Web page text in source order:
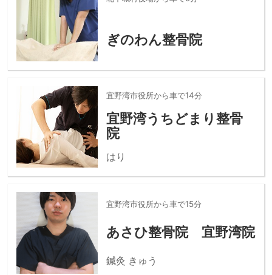
ぎのわん整骨院
宜野湾市役所から車で14分
宜野湾うちどまり整骨
院
はり
宜野湾市役所から車で15分
あさひ整骨院 宜野湾院
鍼灸 きゅう